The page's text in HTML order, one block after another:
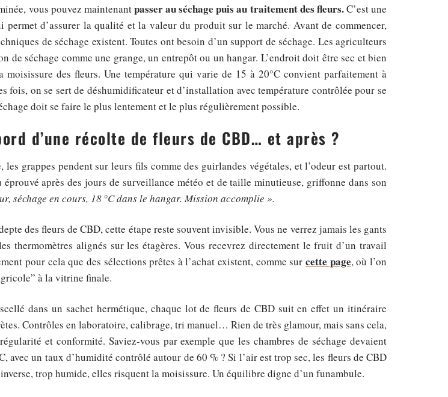
vous pouvez maintenantpasser au séchage puis au traitement des fleurs.C’est une
permet d’assurer la qualité et la valeur du produit sur le marché. Avant de commencer,
de séchage existent. Toutes ont besoin d’un support de séchage. Les agriculteurs
de séchage comme une grange, un entrepôt ou un hangar. L’endroit doit être sec et bien
moisissure des fleurs. Une température qui varie de 15 à 20°C convient parfaitement à
fois, on se sert de déshumidificateur et d’installation avec température contrôlée pour se
doit se faire le plus lentement et le plus régulièrement possible.
d’une récolte de fleurs de CBD… et après ?
les grappes pendent sur leurs fils comme des guirlandes végétales, et l’odeur est partout.
après des jours de surveillance météo et de taille minutieuse, griffonne dans son
séchage en cours, 18 °C dans le hangar. Mission accomplie ».
des fleurs de CBD, cette étape reste souvent invisible. Vous ne verrez jamais les gants
thermomètres alignés sur les étagères. Vous recevrez directement le fruit d’un travail
pour cela que des sélections prêtes à l’achat existent, comme surcette page, où l’on
à la vitrine finale.
dans un sachet hermétique, chaque lot de fleurs de CBD suit en effet un itinéraire
Contrôles en laboratoire, calibrage, tri manuel… Rien de très glamour, mais sans cela,
et conformité. Saviez-vous par exemple que les chambres de séchage devaient
avec un taux d’humidité contrôlé autour de 60 % ? Si l’air est trop sec, les fleurs de CBD
trop humide, elles risquent la moisissure. Un équilibre digne d’un funambule.